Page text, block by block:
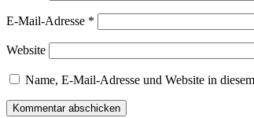
E-Mail-Adresse *
Website
Name, E-Mail-Adresse und Website in